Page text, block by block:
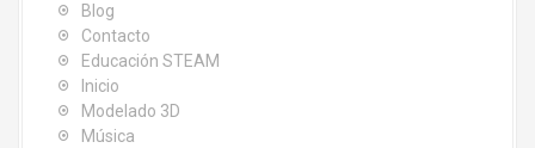
Blog
Contacto
Educación STEAM
Inicio
Modelado 3D
Música